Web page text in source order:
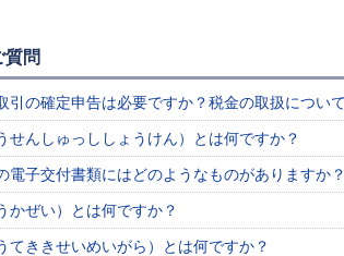
質問
引の確定申告は必要ですか？税金の取扱につい
せんしゅっししょうけん）とは何ですか？
電子交付書類にはどのようなものがありますか？
かぜい）とは何ですか？
てききせいめいがら）とは何ですか？